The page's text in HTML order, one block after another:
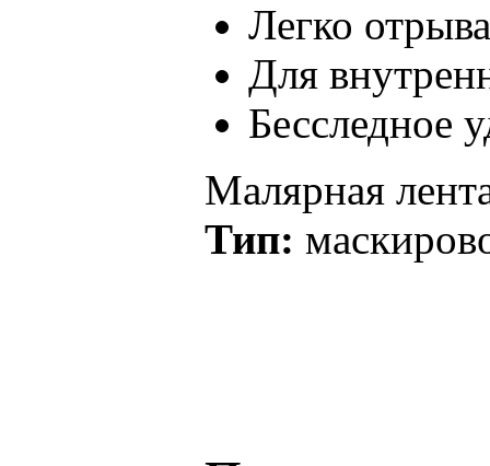
Легко
Для
Бесследное
Малярная
Тип: